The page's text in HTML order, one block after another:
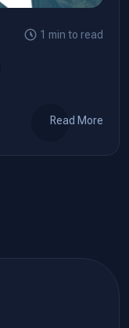
1 min to read
Read More